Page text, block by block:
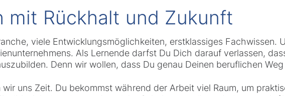
mit Rückhalt und Zukunft
viele Entwicklungsmöglichkeiten, erstklassiges Fachwissen.
Als Lernende darfst Du Dich darauf verlassen,
Denn wir wollen, dass Du genau Deinen beruflichen
wir uns Zeit. Du bekommst während der Arbeit viel Raum, um